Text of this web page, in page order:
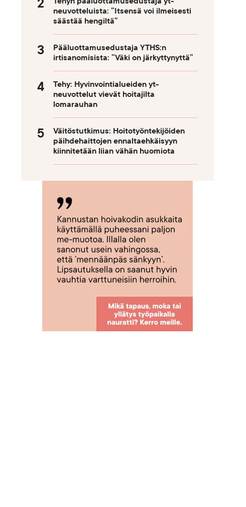
neuvotteluista: ”Itsensä voi ilmeisesti
säästää hengiltä”
Pääluottamusedustaja YTHS:n
irtisanomisista: ”Väki on järkyttynyttä”
Tehy: Hyvinvointialueiden yt-
neuvottelut vievät hoitajilta
lomarauhan
Väitöstutkimus: Hoitotyöntekijöiden
päihdehaittojen ennaltaehkäisyyn
kiinnitetään liian vähän huomiota